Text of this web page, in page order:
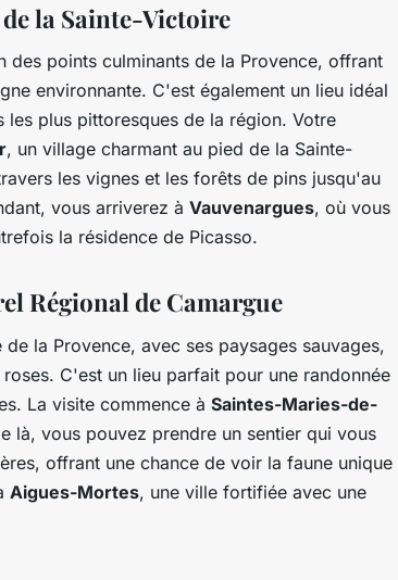
la Sainte-Victoire
des points culminants de la Provence, offrant
environnante. C'est également un lieu idéal
plus pittoresques de la région. Votre
, un village charmant au pied de la Sainte-
les vignes et les forêts de pins jusqu'au
vous arriverez à Vauvenargues, où vous
la résidence de Picasso.
Régional de Camargue
la Provence, avec ses paysages sauvages,
C'est un lieu parfait pour une randonnée
La visite commence à Saintes-Maries-de-
là, vous pouvez prendre un sentier qui vous
offrant une chance de voir la faune unique
Aigues-Mortes, une ville fortifiée avec une